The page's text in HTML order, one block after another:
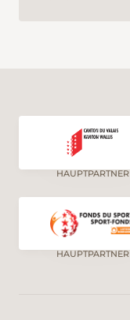
HAUPTPARTNER
HAUPTPARTNER